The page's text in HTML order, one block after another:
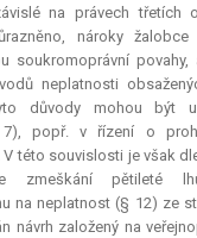
na právech třetích
nároky
soukromoprávní
neplatnosti
důvody mohou být
popř. v řízení o
této souvislosti je však
zmeškání pětileté
na neplatnost (§ 12) ze
návrh založený na